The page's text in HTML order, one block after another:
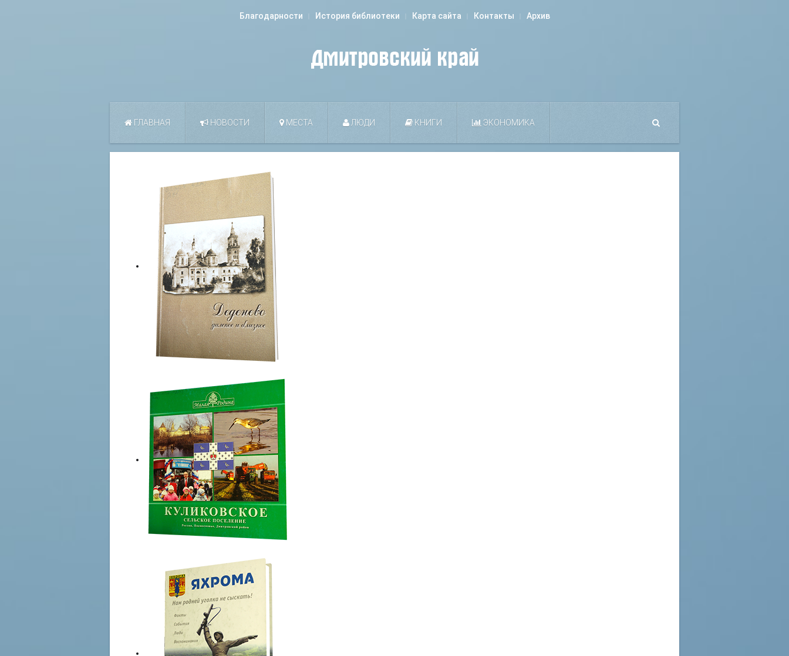
Благодарности История библиотеки Карта сайта Контакты Архив
ГЛАВНАЯ НОВОСТИ МЕСТА ЛЮДИ КНИГИ ЭКОНОМИКА